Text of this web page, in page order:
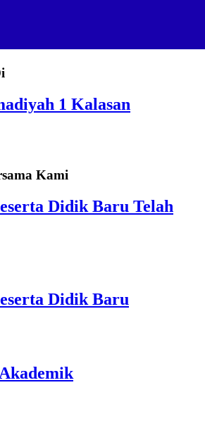
1 Kalasan
Kami
Didik Baru Telah
Didik Baru